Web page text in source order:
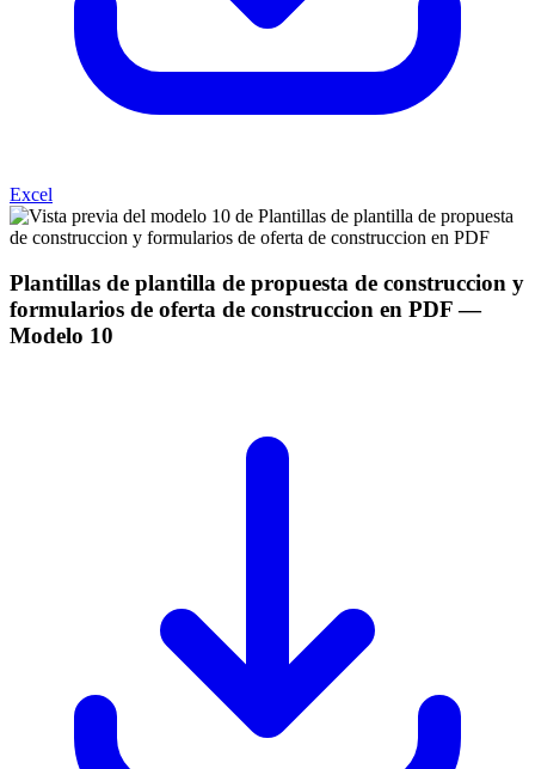
Excel
Plantillas de plantilla de propuesta de construccion y
formularios de oferta de construccion en PDF—
Modelo 10